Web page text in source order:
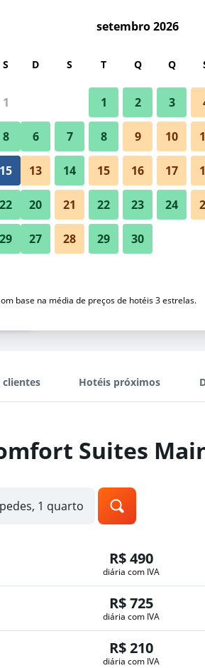
Piscina
Comfort Suites Maingate East: Fotos
clientes Hotéis próximos
Suites
1 quarto
R$ 490
diária com IVA
R$ 725
diária com IVA
R$ 210
diária com IVA
S
1
8
15
22
29
setembro 2026
D S T Q Q
1 2 3
6 7 8 9 10
13 14 15 16 17
20 21 22 23 24
27 28 29 30
base na média de preços de hotéis 3 estrelas.